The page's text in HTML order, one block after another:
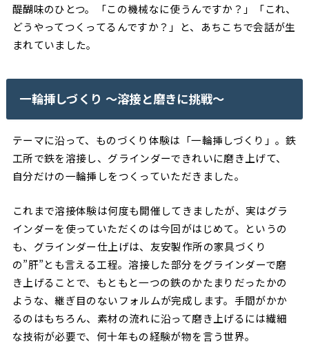
醍醐味のひとつ。「この機械なに使うんですか？」「これ、
どうやってつくってるんですか？」と、あちこちで会話が生
まれていました。
一輪挿しづくり 〜溶接と磨きに挑戦〜
テーマに沿って、ものづくり体験は「一輪挿しづくり」。鉄
工所で鉄を溶接し、グラインダーできれいに磨き上げて、
自分だけの一輪挿しをつくっていただきました。
これまで溶接体験は何度も開催してきましたが、実はグラ
インダーを使っていただくのは今回がはじめて。というの
も、グラインダー仕上げは、友安製作所の家具づくり
の”肝”とも言える工程。溶接した部分をグラインダーで磨
き上げることで、もともと一つの鉄のかたまりだったかの
ような、継ぎ目のないフォルムが完成します。手間がかか
るのはもちろん、素材の流れに沿って磨き上げるには繊細
な技術が必要で、何十年もの経験が物を言う世界。